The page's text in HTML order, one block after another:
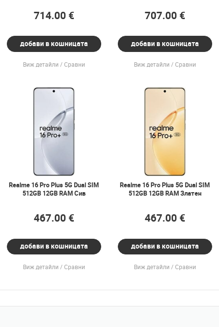
714.00 €
добави в кошницата
Виж детайли Сравни
707.00 €
добави в кошницата
Виж детайли Сравни
Realme 16 Pro Plus 5G Dual SIM
512GB 12GB RAM Сив
467.00 €
добави в кошницата
Виж детайли Сравни
Realme 16 Pro Plus 5G Dual SIM
512GB 12GB RAM Златен
467.00 €
добави в кошницата
Виж детайли Сравни